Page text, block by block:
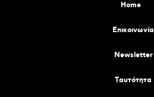
Home
Επικοινωνία
Newsletter
Tαυτότητα